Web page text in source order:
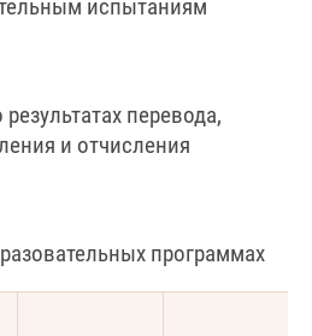
испытаниям
перевода,
и отчисления
программах